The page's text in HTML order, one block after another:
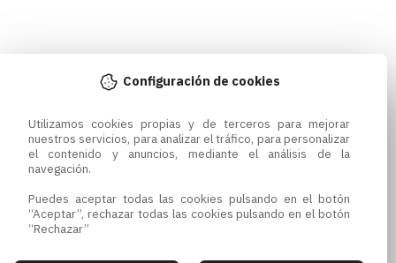
Configuración de cookies
Utilizamos cookies propias y de terceros para mejorar
nuestros servicios, para analizar el tráfico, para personalizar
el contenido y anuncios, mediante el análisis de la
navegación.
Puedes aceptar todas las cookies pulsando en el botón
“Aceptar”, rechazar todas las cookies pulsando en el botón
“Rechazar”